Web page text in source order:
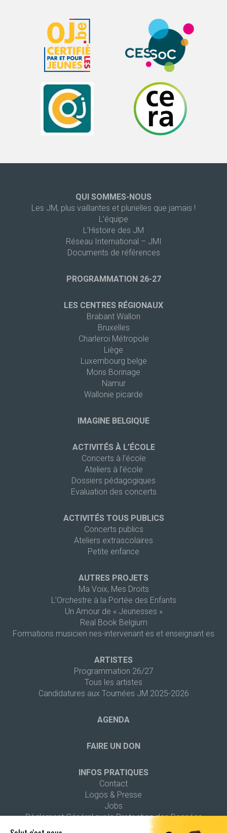
QUI SOMMES-NOUS
Les JM, plus vaillantes et plurielles que jamais !
L’équipe
L’Histoire des JM
Réseau International – JMI
Documents de références
PROGRAMMATION 26-27
LES CENTRES RÉGIONAUX
Brabant Wallon
Bruxelles
Charleroi Métropole
Liège
Luxembourg belge
Mons Borinage
Namur
Wallonie picarde
IMAGINE BELGIQUE
ACTIVITÉS À L’ÉCOLE
Concerts à l’école
Ateliers à l’école
Dossiers pédagogiques
Evaluation des concerts
ACTIVITÉS TOUS PUBLICS
Concerts publics
Ateliers extrascolaires
Petite enfance
AUTRES PROJETS
Ma Voix, Mes Droits
L’Orchestre à la Portée des Enfants
Un Amour de « Jeunesses »
Real Book Belgium
Formations musicien·nes-intervenant·es et enseignant·es
ARTISTES
Programmation 26/27
Tous les artistes
Candidatures aux Tournées JM 2025-2026
AGENDA
FAIRE UN DON
INFOS PRATIQUES
Contact
Logos & Presse
Jobs
Règlement Général sur la Protection des Données